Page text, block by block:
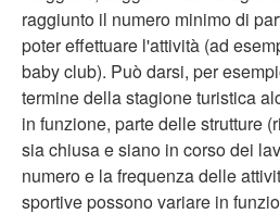
raggiunto il numero minimo di
poter effettuare l'attività (ad
baby club). Può darsi, per
termine della stagione turistica
in funzione, parte delle strutture
sia chiusa e siano in corso dei
numero e la frequenza delle
sportive possono variare in